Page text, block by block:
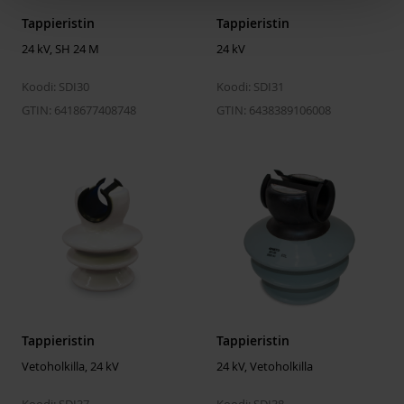
ETIM
ETIM Class
Malli / Tyyppi
Tension
insulator
Porcelain
Pituus
175 mm
Halkaisija
100 mm
Paino
2.15 kg
Ryömintäpituus
95 mm
min.
Käyttötaajuinen kestojännite
24 kV
Tappieristin
24 kV, SH 24 M
Koodi: SDI30
GTIN: 6418677408748
Tappieristin
24 kV
Koodi: SDI31
GTIN: 6438389106008
Tappieristin
Vetoholkilla, 24 kV
Tappieristin
24 kV, Vetoholkilla